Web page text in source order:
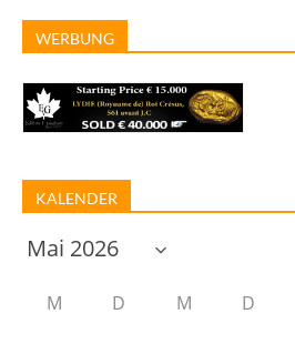
WERBUNG
KALENDER
M D M D